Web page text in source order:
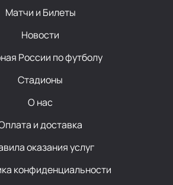
Матчи и Билеты
Новости
России по футболу
Стадионы
О нас
и доставка
оказания услуг
конфиденциальности